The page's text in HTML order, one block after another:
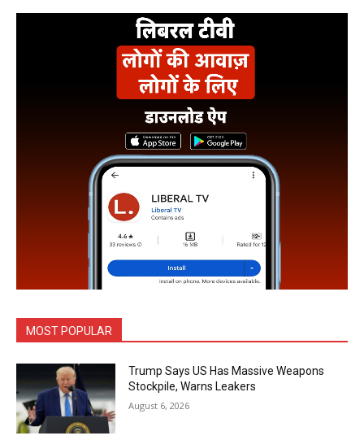
MOST POPULAR
Trump Says US Has Massive Weapons
Stockpile, Warns Leakers
August 6, 2026